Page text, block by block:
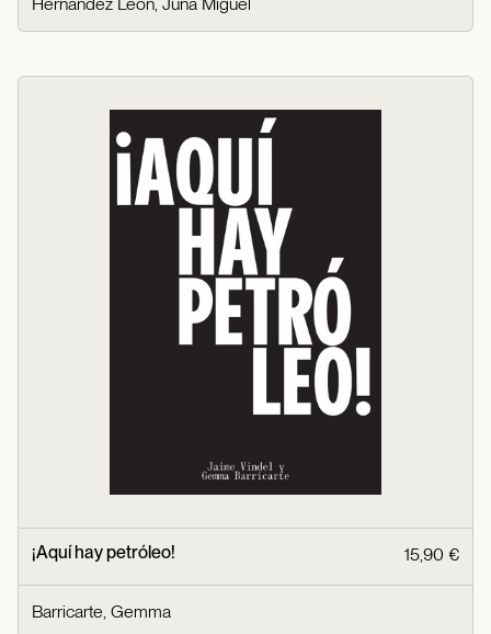
¡Aquí hay petróleo! 15,90 €
Barricarte, Gemma